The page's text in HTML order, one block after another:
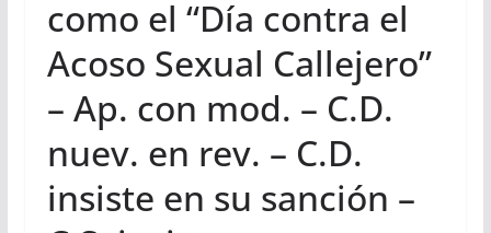
como el “Día contra el
Acoso Sexual Callejero”
– Ap. con mod. – C.D.
nuev. en rev. – C.D.
insiste en su sanción –